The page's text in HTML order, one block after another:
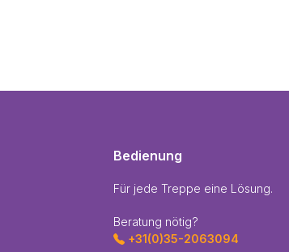
Bedienung
Für jede Treppe eine Lösung.
Beratung nötig?
+31(0)35-2063094